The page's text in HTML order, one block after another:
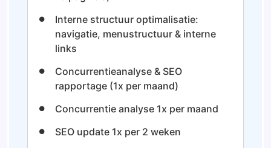
Interne structuur optimalisatie:
navigatie, menustructuur & interne
links
Concurrentieanalyse & SEO
rapportage (1x per maand)
Concurrentie analyse 1x per maand
SEO update 1x per 2 weken